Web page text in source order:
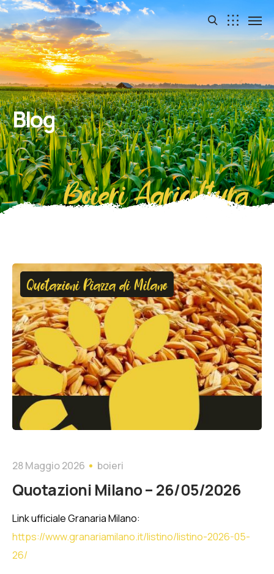
Blog
Boieri Agricoltura
Quotazioni Piazza di Milano
28 Maggio 2026 boieri
Quotazioni Milano – 26/05/2026
Link ufficiale Granaria Milano:
https://www.granariamilano.it/listino/listino-2026-05-
26/